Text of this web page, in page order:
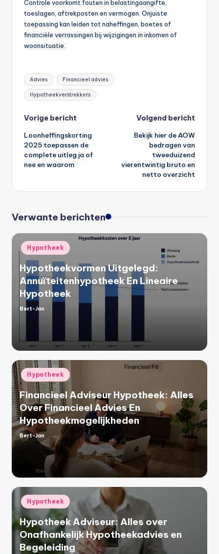
Controle voorkomt fouten in belastingaangifte,
toeslagen, aftrekposten en vermogen. Onjuiste
toepassing kan leiden tot naheffingen, boetes of
financiële verrassingen bij wijzigingen in inkomen of
woonsituatie.
Tags:
Advies Financieel advies
Hypotheekverstrekkers
Bericht
navigatie
Vorige bericht
Loonheffingskorting
2025 toepassen de
complete uitleg ja of
nee en waarom
Volgend bericht
Bekijk hier de AOW
bedragen van
tweeduizend
vierentwintig bruto en
netto overzicht
Verwante berichten
Geplaatst
in
Hypotheek
Hypotheekvormen Uitgelegd:
Annuïteitenhypotheek En Lineaire
Hypotheek
Geplaatst
Bert-Jan
Geplaatst
in
Hypotheek
Financieel Adviseur Hypotheek: Alles
Over Financieel Advies En
Hypotheekmogelijkheden
Geplaatst
Bert-Jan
Geplaatst
in
Hypotheek
Hypotheek Adviseur: Alles over
Onafhankelijk Hypotheekadvies en
Begeleiding